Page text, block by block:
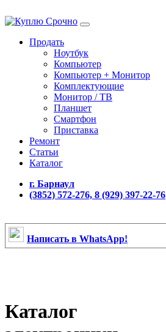
Продать
Ноутбук
Компьютер
Компьютер + Монитор
Комплектующие
Монитор / ТВ
Планшет
Смартфон
Приставка
Ремонт
Статьи
Каталог
г. Барнаул
(3852) 572-276, 8 (929) 397-22-76
Написать в WhatsApp!
Каталог